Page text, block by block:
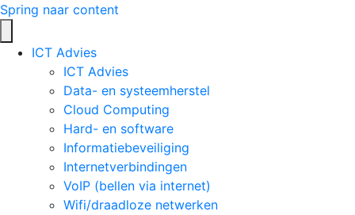
Spring naar content
ICT Advies
ICT Advies
Data- en systeemherstel
Cloud Computing
Hard- en software
Informatiebeveiliging
Internetverbindingen
VoIP (bellen via internet)
Wifi/draadloze netwerken